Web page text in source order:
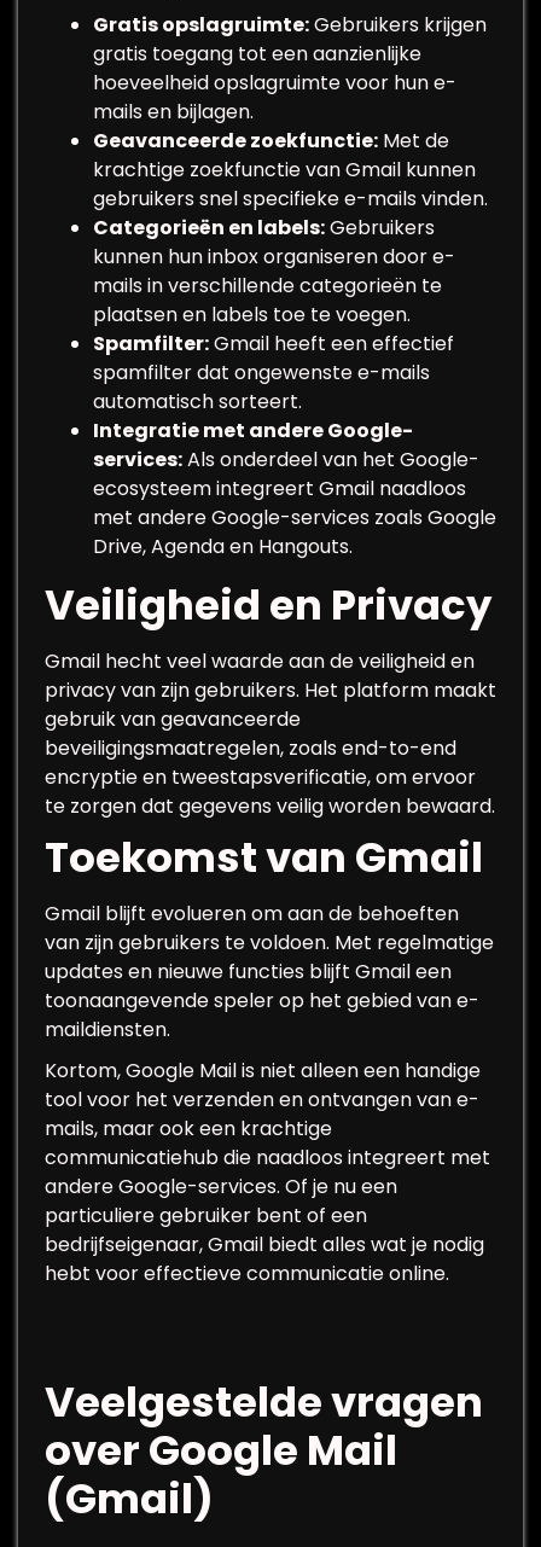
Gratis opslagruimte:Gebruikers krijgen
gratis toegang tot een aanzienlijke
hoeveelheid opslagruimte voor hun e-
mails en bijlagen.
Geavanceerde zoekfunctie: Met de
krachtige zoekfunctie van Gmail kunnen
gebruikers snel specifieke e-mails vinden.
Categorieën en labels:Gebruikers
kunnen hun inbox organiseren door e-
mails in verschillende categorieën te
plaatsen en labels toe te voegen.
Spamfilter:Gmail heeft een effectief
spamfilter dat ongewenste e-mails
automatisch sorteert.
Integratie met andere Google-
services:Als onderdeel van het Google-
ecosysteem integreert Gmail naadloos
met andere Google-services zoals Google
Drive, Agenda en Hangouts.
Veiligheid en Privacy
Gmail hecht veel waarde aan de veiligheid en
privacy van zijn gebruikers. Het platform maakt
gebruik van geavanceerde
beveiligingsmaatregelen, zoals end-to-end
encryptie en tweestapsverificatie, om ervoor
te zorgen dat gegevens veilig worden bewaard.
Toekomst van Gmail
Gmail blijft evolueren om aan de behoeften
van zijn gebruikers te voldoen. Met regelmatige
updates en nieuwe functies blijft Gmail een
toonaangevende speler op het gebied van e-
maildiensten.
Kortom, Google Mail is niet alleen een handige
tool voor het verzenden en ontvangen van e-
mails, maar ook een krachtige
communicatiehub die naadloos integreert met
andere Google-services. Of je nu een
particuliere gebruiker bent of een
bedrijfseigenaar, Gmail biedt alles wat je nodig
hebt voor effectieve communicatie online.
Veelgestelde vragen
over Google Mail
(Gmail)